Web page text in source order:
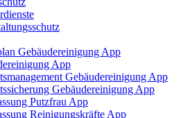
Gebäudereinigung App
App
Gebäudereinigung App
Gebäudereinigung App
Putzfrau App
Reinigungskräfte App